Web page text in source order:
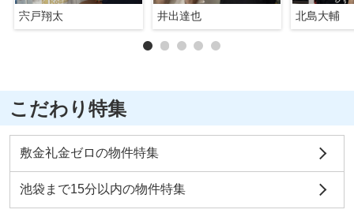
宍戸翔太 井出達也 北島大輔
こだわり特集
敷金礼金ゼロの物件特集
池袋まで15分以内の物件特集